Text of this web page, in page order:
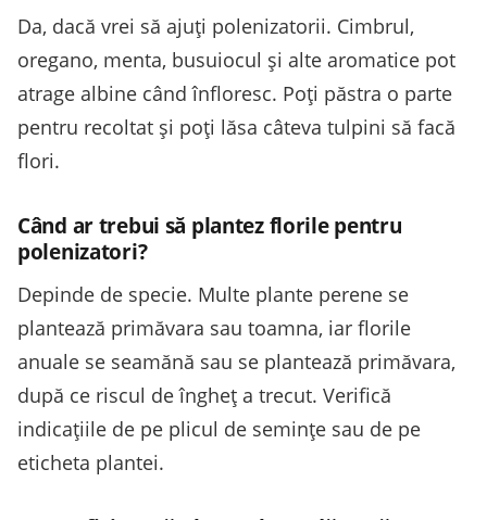
Da, dacă vrei să ajuți polenizatorii. Cimbrul,
oregano, menta, busuiocul și alte aromatice pot
atrage albine când înfloresc. Poți păstra o parte
pentru recoltat și poți lăsa câteva tulpini să facă
flori.
Când ar trebui să plantez florile pentru
polenizatori?
Depinde de specie. Multe plante perene se
plantează primăvara sau toamna, iar florile
anuale se seamănă sau se plantează primăvara,
după ce riscul de îngheț a trecut. Verifică
indicațiile de pe plicul de semințe sau de pe
eticheta plantei.